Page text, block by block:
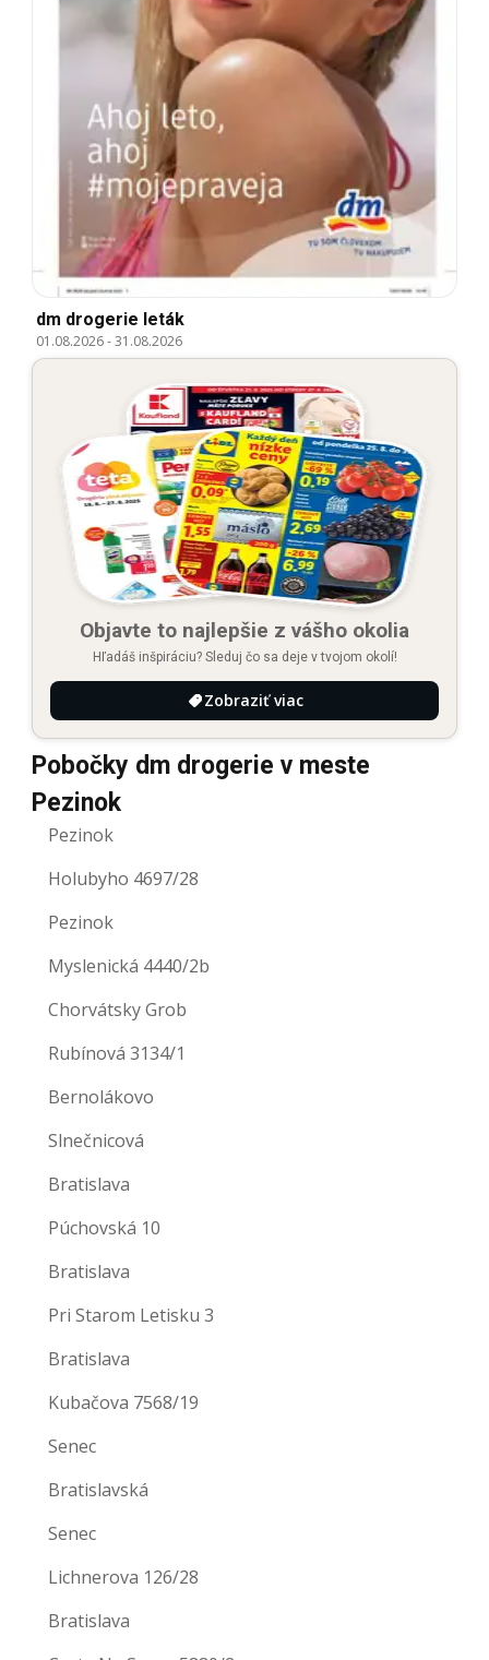
dm drogerie leták
01.08.2026-31.08.2026
Objavte to najlepšie z vášho okolia
Hľadáš inšpiráciu? Sleduj čo sa deje v tvojom okolí!
Zobraziť viac
Pobočky dm drogerie v meste
Pezinok
Pezinok
Holubyho 4697/28
Pezinok
Myslenická 4440/2b
Chorvátsky Grob
Rubínová 3134/1
Bernolákovo
Slnečnicová
Bratislava
Púchovská 10
Bratislava
Pri Starom Letisku 3
Bratislava
Kubačova 7568/19
Senec
Bratislavská
Senec
Lichnerova 126/28
Bratislava